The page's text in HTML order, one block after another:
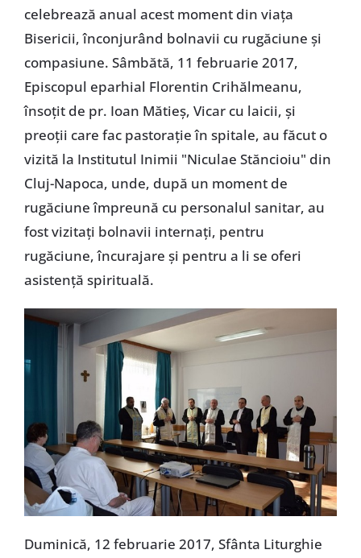
celebrează anual acest moment din viața
Bisericii, înconjurând bolnavii cu rugăciune și
compasiune. Sâmbătă, 11 februarie 2017,
Episcopul eparhial Florentin Crihălmeanu,
însoțit de pr. Ioan Mătieș, Vicar cu laicii, și
preoții care fac pastorație în spitale, au făcut o
vizită la Institutul Inimii "Niculae Stăncioiu" din
Cluj-Napoca, unde, după un moment de
rugăciune împreună cu personalul sanitar, au
fost vizitați bolnavii internați, pentru
rugăciune, încurajare și pentru a li se oferi
asistență spirituală.
Duminică, 12 februarie 2017, Sfânta Liturghie